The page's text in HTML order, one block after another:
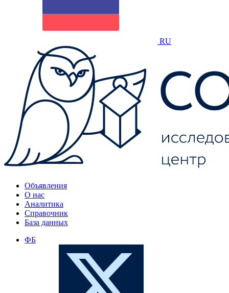
RU
Объявления
О нас
Аналитика
Справочник
База данных
ФБ